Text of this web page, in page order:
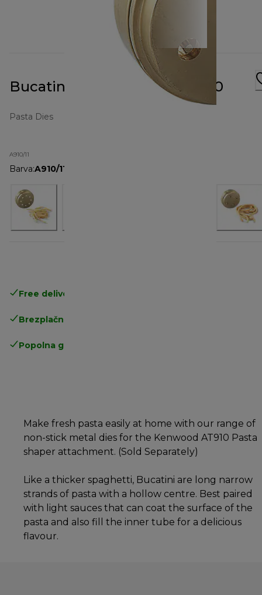
Bucatini Pasta Metal Die A910
Pasta Dies
A910/11
Barva:A910/11
Free delivery in 1-3 days
Brezplačna vračila
Popolna garancija proizvajalca
Make fresh pasta easily at home with our range of
non-stick metal dies for the Kenwood AT910 Pasta
shaper attachment. (Sold Separately)
Like a thicker spaghetti, Bucatini are long narrow
strands of pasta with a hollow centre. Best paired
with light sauces that can coat the surface of the
pasta and also fill the inner tube for a delicious
flavour.